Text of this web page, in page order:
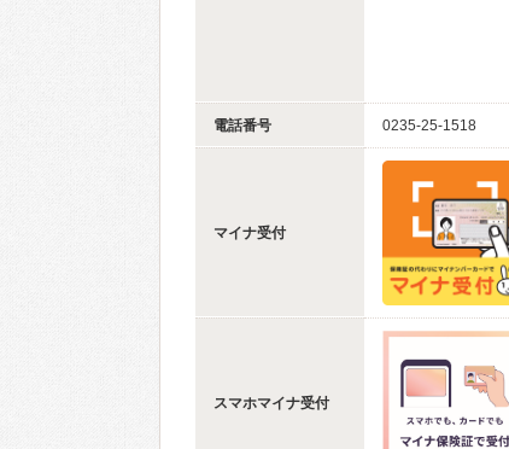
電話番号 0235-25-1518
マイナ受付
スマホマイナ受付